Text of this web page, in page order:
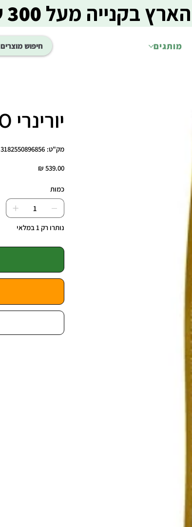
מותגים
בקנייה מעל300 ש״ח
יורינרי S/O רויאל קנין כלב 13 ק"ג
מק"ט:
מק"ט
3182550896856
3182550896856
מחיר ‏539.00 ‏₪
כמות
נותרו רק 1 במלאי